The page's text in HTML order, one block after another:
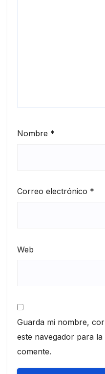
Nombre *
Correo electrónico *
Web
Guarda mi nombre,
este navegador para
comente.